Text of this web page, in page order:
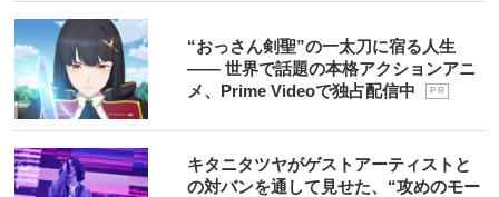
“おっさん剣聖”の一太刀に宿る人生
―― 世界で話題の本格アクションアニ
メ、Prime Videoで独占配信中
P R
キタニタツヤがゲストアーティストと
の対バンを通して見せた、“攻めのモー